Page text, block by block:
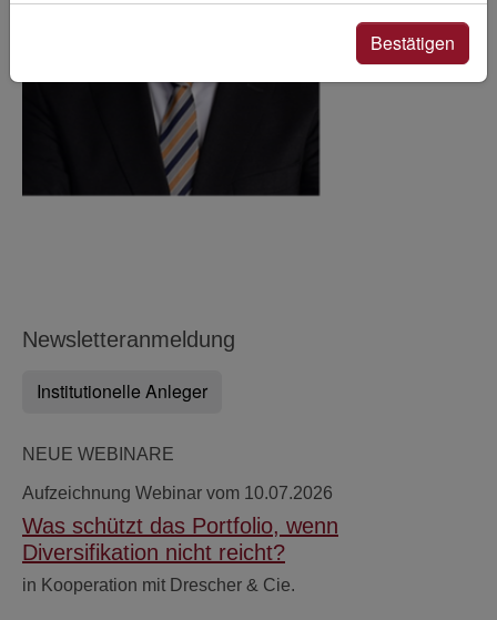
Newsletteranmeldung
Institutionelle Anleger
NEUE WEBINARE
Aufzeichnung Webinar vom 10.07.2026
Was schützt das Portfolio, wenn
Diversifikation nicht reicht?
in Kooperation mit Drescher & Cie.
Bestätigen